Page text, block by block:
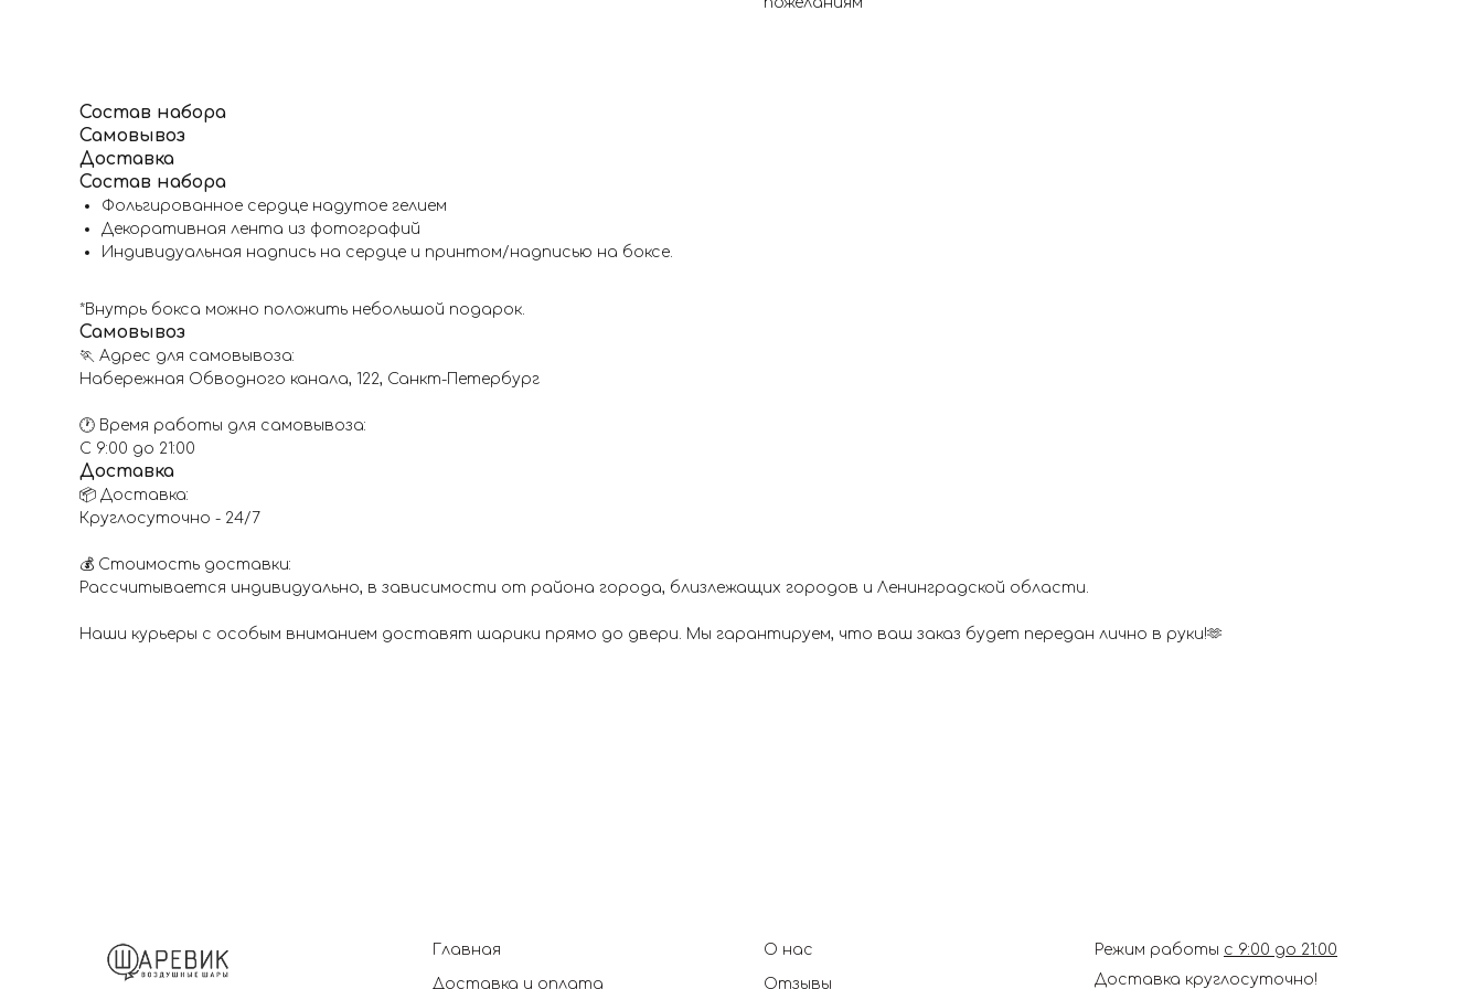
Состав набора
Самовывоз
Доставка
Состав набора
Фольгированное сердце надутое гелием
Декоративная лента из фотографий
Индивидуальная надпись на сердце и принтом/надписью на боксе.
*Внутрь бокса можно положить небольшой подарок.
Самовывоз
🏃 Адрес для самовывоза:
Набережная Обводного канала, 122, Санкт-Петербург
🕐 Время работы для самовывоза:
С 9:00 до 21:00
Доставка
📦 Доставка:
Круглосуточно - 24/7
💰 Стоимость доставки:
Рассчитывается индивидуально, в зависимости от района города, близлежащих городов и Ленинградской области.
Наши курьеры с особым вниманием доставят шарики прямо до двери. Мы гарантируем, что ваш заказ будет передан лично в руки!🫶
Главная
Доставка и оплата
О нас
Отзывы
Режим работы с 9:00 до 21:00
Доставка круглосуточно!